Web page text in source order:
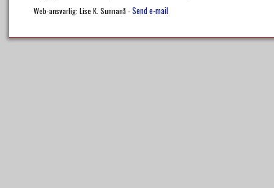
Web-ansvarlig: Lise K. Sunnanå -Send e-mail